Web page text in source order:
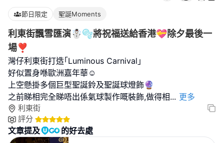
節日限定 聖誕Moments
利東街飄雪匯演☃️🫧將祝福送給香港💝除夕最後一
場❣️
灣仔利東街打造｢Luminous Carnival｣
好似置身喺歐洲嘉年華☺️
上空懸掛多個巨型聖誕鈴及聖誕球燈飾🔮
之前睇相完全睇唔出係氣球製作嘅裝飾,做得相... 更多
利東街
評分
文章提及 的好去處